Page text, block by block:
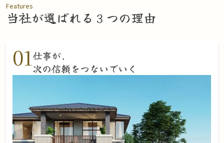
当社が選ばれる ３つの理由
Features
01仕事が、
次の信頼をつないでいく